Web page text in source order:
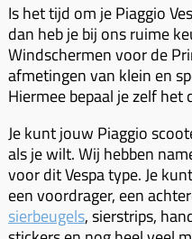
Is het tijd om je Piaggio
dan heb je bij ons ruime
Windschermen voor de
afmetingen van klein en
Hiermee bepaal je zelf
Je kunt jouw Piaggio
als je wilt. Wij hebben
voor dit Vespa type. Je
een voordrager, een
sierbeugels, sierstrips,